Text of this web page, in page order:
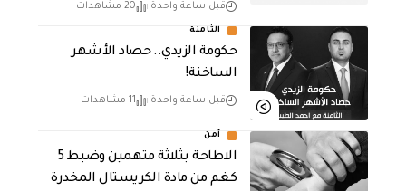
قبل ساعة واحدة 20 مشاهدات
الثامنة
حكومة الزيدي.. حصاد الأشهر
الساخنة!
قبل ساعة واحدة 11 مشاهدات
أمن
الاطاحة بثلاثة متهمين وضبط 5
كغم من مادة الكريستال المخدرة ​